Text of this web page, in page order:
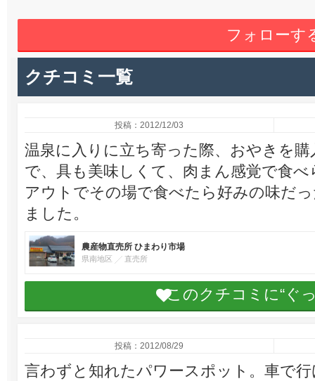
フォローす
クチコミ一覧
投稿：2012/12/03
温泉に入りに立ち寄った際、おやきを
で、具も美味しくて、肉まん感覚で食
アウトでその場で食べたら好みの味だ
ました。
農産物直売所 ひまわり市場
県南地区 直売所
このクチコミに“ぐ
投稿：2012/08/29
言わずと知れたパワースポット。車で